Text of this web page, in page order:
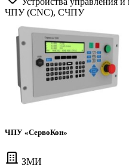
ЧПУ (CNC), СЧПУ
ЧПУ «СервоКон»
ЗМИ